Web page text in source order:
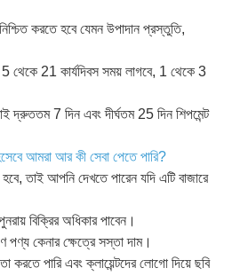
করতে হবে যেমন উপাদান প্রস্তুতি,
5 থেকে 21 কার্যদিবস সময় লাগবে, 1 থেকে 3
দ্রুততম 7 দিন এবং দীর্ঘতম 25 দিন শিপমেন্ট
আমরা আর কী সেবা পেতে পারি?
তাই আপনি দেখতে পারেন যদি এটি বাজারে
বিক্রির অধিকার পাবেন।
পণ্য কেনার ক্ষেত্রে সস্তা দাম।
করতে পারি এবং ক্লায়েন্টদের লোগো দিয়ে ছবি